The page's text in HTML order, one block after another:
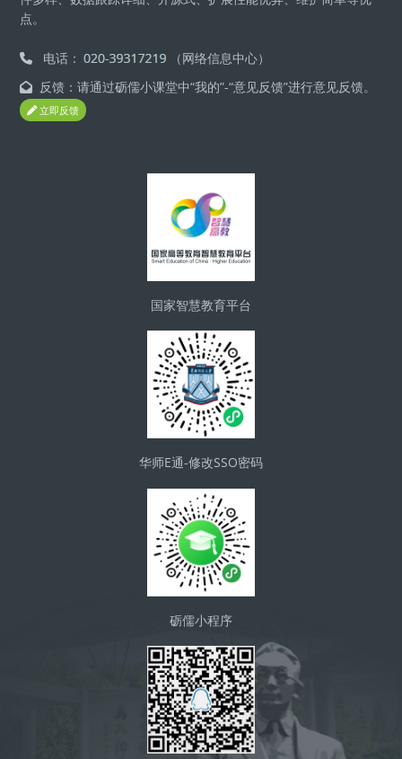
点。
电话：
（网络信息中心）
反馈：请通过砺儒小课堂中“我的”-“意见反馈”进行意见反馈。
立即反馈
国家智慧教育平台
华师E通-修改SSO密码
砺儒小程序